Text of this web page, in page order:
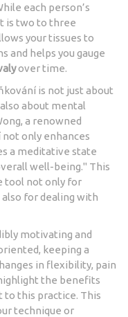
each person’s
is two to three
your tissues to
and helps you gauge
over time.
is not just about
about mental
a renowned
only enhances
a meditative state
well-being." This
tool not only for
for dealing with
motivating and
keeping a
in flexibility, pain
the benefits
this practice. This
technique or